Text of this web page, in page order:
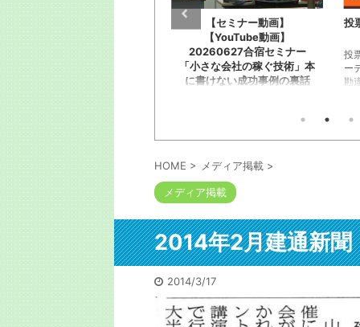
【セミナー動画】
【YouTube動画】
20260627合宿セミナー
「小さな会社の稼ぐ技術」本
に書けない成功事例の裏話
100連発！質疑応答。主催の
広田健太郎さんは1人の大家
業で家賃収入1億を突破。そ
の経緯の本は以下コメ欄に
投票お願い！全国出版オーデ
ィション
投票お願いします！全国出版オ
ーディションに応募。恥知らず
勘違い野郎淑女約120人が出版
るでしょう。自信も出るでしょ
と勇気が出たよ」と。サイトは
ャクチャな口述筆記をAIが目次
構成かつ清書するので誰でも本
は書けます。次回は5月に開催
されます。 https://shuppan-
audition.com/
恋
に
ー
惑
た
警
で
路
HOME > メディア掲載 >
メディア掲載
2014年2月建通新聞
2014/3/17